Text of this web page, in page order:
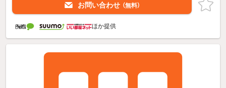
お問い合わせ （無料）
ほか提供